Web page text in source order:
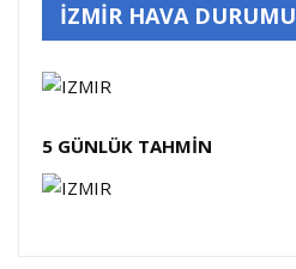
İZMİR HAVA DURUMU
5 GÜNLÜK TAHMİN